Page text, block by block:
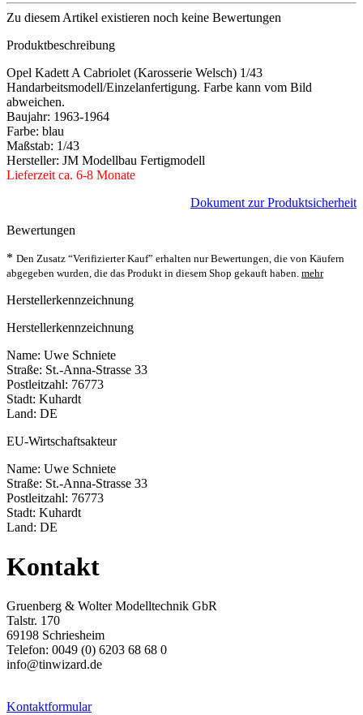
Zu diesem Artikel existieren noch keine Bewertungen
Produktbeschreibung
Opel Kadett A Cabriolet (Karosserie Welsch) 1/43
Handarbeitsmodell/Einzelanfertigung. Farbe kann vom Bild
abweichen.
Baujahr: 1963-1964
Farbe: blau
Maßstab: 1/43
Hersteller: JM Modellbau Fertigmodell
Lieferzeit ca. 6-8 Monate
Dokument zur Produktsicherheit
Bewertungen
* Den Zusatz “Verifizierter Kauf” erhalten nur Bewertungen, die von Käufern
abgegeben wurden, die das Produkt in diesem Shop gekauft haben. mehr
Herstellerkennzeichnung
Herstellerkennzeichnung
Name: Uwe Schniete
Straße: St.-Anna-Strasse 33
Postleitzahl: 76773
Stadt: Kuhardt
Land: DE
EU-Wirtschaftsakteur
Name: Uwe Schniete
Straße: St.-Anna-Strasse 33
Postleitzahl: 76773
Stadt: Kuhardt
Land: DE
Kontakt
Gruenberg & Wolter Modelltechnik GbR
Talstr. 170
69198 Schriesheim
Telefon: 0049 (0) 6203 68 68 0
info@tinwizard.de
Kontaktformular